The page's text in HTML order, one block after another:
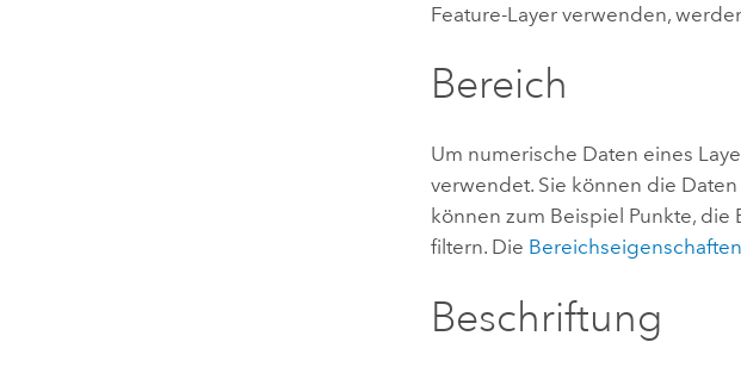
Feature-Layer verwenden,
Bereich
Um numerische Daten eines
verwendet. Sie können die
können zum Beispiel Punkte,
filtern. Die Bereichseigenschaften
Beschriftung